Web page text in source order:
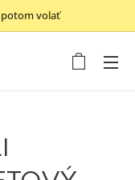
potom volať